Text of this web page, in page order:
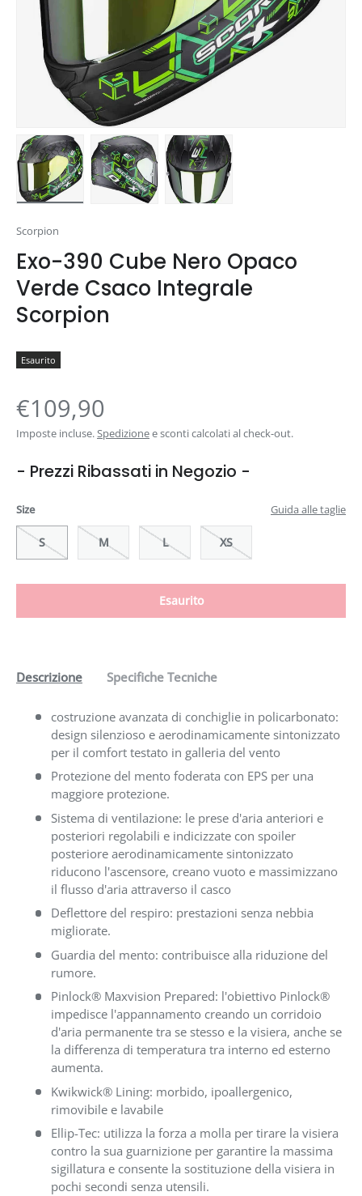
Scorpion
Exo-390 Cube Nero Opaco
Verde Csaco Integrale
Scorpion
Esaurito
€109,90
Imposte incluse. Spedizionee sconti calcolati al check-out.
- Prezzi Ribassati in Negozio -
Size Guida alle taglie
S M L XS
Esaurito
Descrizione Specifiche Tecniche
costruzione avanzata di conchiglie in policarbonato:
design silenzioso e aerodinamicamente sintonizzato
per il comfort testato in galleria del vento
Protezione del mento foderata con EPS per una
maggiore protezione.
Sistema di ventilazione: le prese d'aria anteriori e
posteriori regolabili e indicizzate con spoiler
posteriore aerodinamicamente sintonizzato
riducono l'ascensore, creano vuoto e massimizzano
il flusso d'aria attraverso il casco
Deflettore del respiro: prestazioni senza nebbia
migliorate.
Guardia del mento: contribuisce alla riduzione del
rumore.
Pinlock® Maxvision Prepared: l'obiettivo Pinlock®
impedisce l'appannamento creando un corridoio
d'aria permanente tra se stesso e la visiera, anche se
la differenza di temperatura tra interno ed esterno
aumenta.
Kwikwick® Lining: morbido, ipoallergenico,
rimovibile e lavabile
Ellip-Tec: utilizza la forza a molla per tirare la visiera
contro la sua guarnizione per garantire la massima
sigillatura e consente la sostituzione della visiera in
pochi secondi senza utensili.